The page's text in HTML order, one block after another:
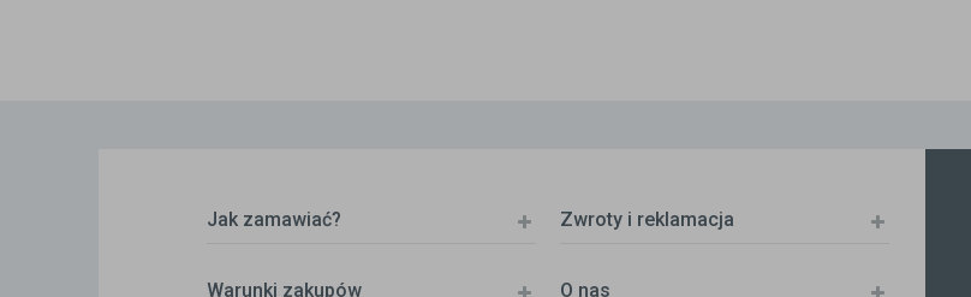
Jak zamawiać? Zwroty i reklamacja
Warunki zakupów O nas